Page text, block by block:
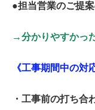
●担当営業のご提
→分かりやすかっ
《工事期間中の対
・工事前の打ち合